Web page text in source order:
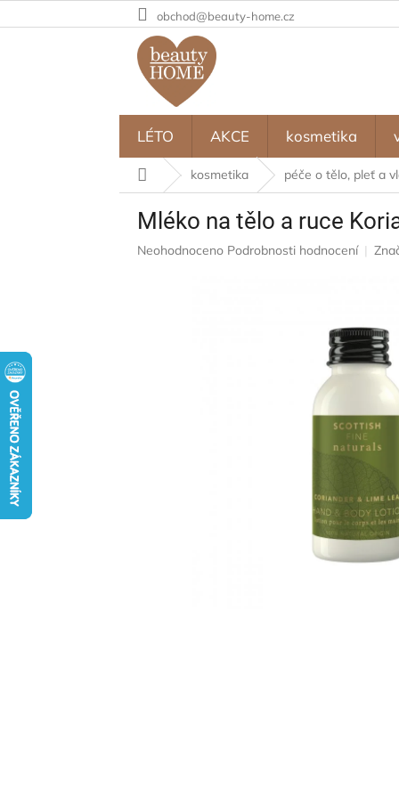
na
obchod@beauty-home.cz
LÉTO AKCE kosmetika
Domů kosmetika péče o tělo, pleť a
Mléko na tělo a ruce
Průměrné
Neohodnoceno Podrobnosti hodnocení